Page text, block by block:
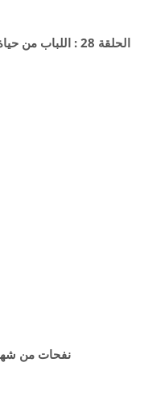
الحلقة 28 :
نفحات من شهر